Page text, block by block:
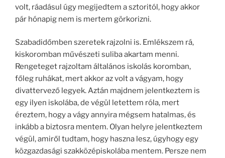
volt, ráadásul úgy megijedtem a sztoritól, hogy akkor
pár hónapig nem is mertem görkorizni.
Szabadidőmben szeretek rajzolni is. Emlékszem rá,
kiskoromban művészeti suliba akartam menni.
Rengeteget rajzoltam általános iskolás koromban,
főleg ruhákat, mert akkor az volt a vágyam, hogy
divattervező legyek. Aztán majdnem jelentkeztem is
egy ilyen iskolába, de végül letettem róla, mert
éreztem, hogy a vágy annyira mégsem hatalmas, és
inkább a biztosra mentem. Olyan helyre jelentkeztem
végül, amiről tudtam, hogy haszna lesz, úgyhogy egy
közgazdasági szakközépiskolába mentem. Persze nem